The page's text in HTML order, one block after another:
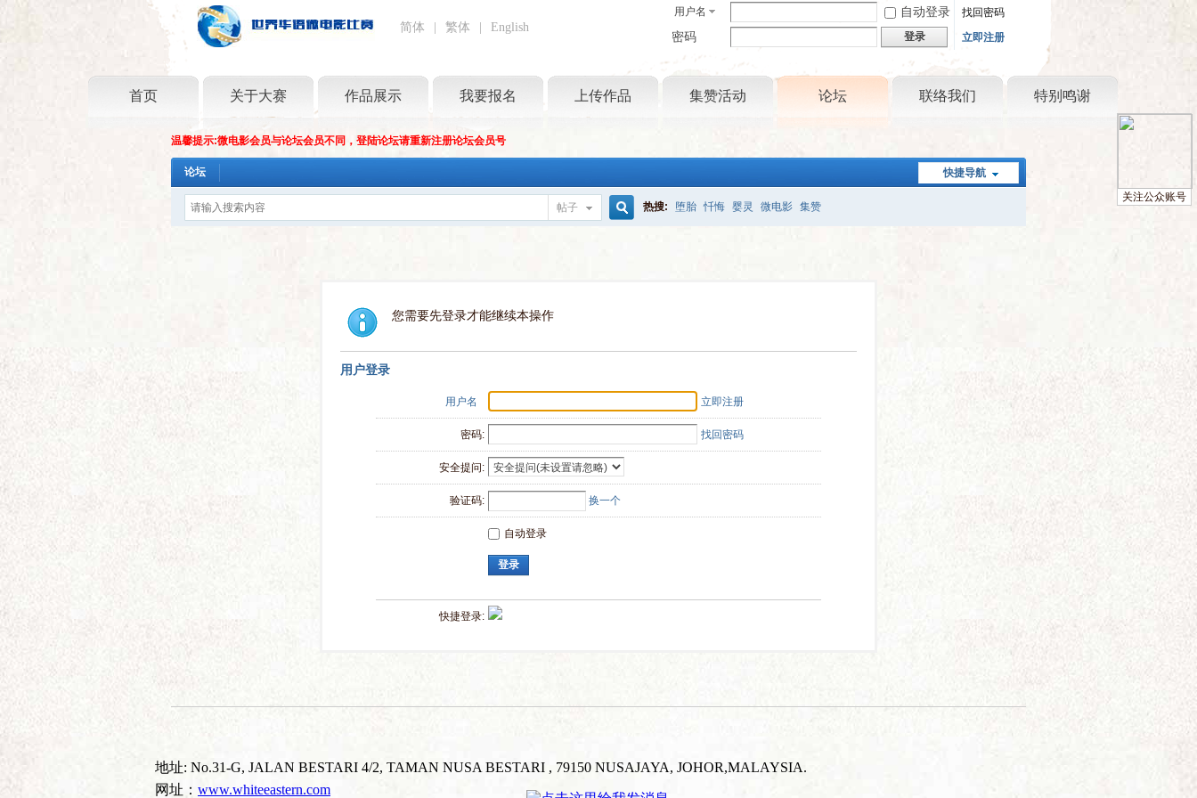
简体 繁体 English
用户名 自动登录 找回密码
密码 登录 立即注册
首页 关于大赛 作品展示 我要报名 上传作品 集赞活动 论坛 联络我们 特别鸣谢
温馨提示:微电影会员与论坛会员不同，登陆论坛请重新注册论坛会员号
快捷导航
论坛
帖子 热搜: 堕胎 忏悔 婴灵 微电影 集赞
您需要先登录才能继续本操作
用户登录
用户名 立即注册
密码: 找回密码
安全提问:
验证码: 换一个
自动登录
登录
快捷登录:
关注公众账号